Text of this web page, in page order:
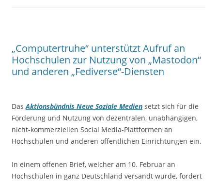
„Computertruhe“ unterstützt Aufruf an
Hochschulen zur Nutzung von „Mastodon“
und anderen „Fediverse“-Diensten
DasAktionsbündnis Neue Soziale Medien setzt sich für die
Förderung und Nutzung von dezentralen, unabhängigen,
nicht-kommerziellen Social Media-Plattformen an
Hochschulen und anderen öffentlichen Einrichtungen ein.
In einem offenen Brief, welcher am 10. Februar an
Hochschulen in ganz Deutschland versandt wurde, fordert